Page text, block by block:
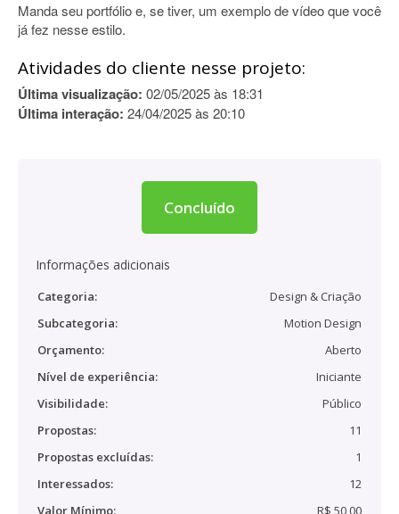
Manda seu portfólio e, se tiver, um exemplo de vídeo que você
já fez nesse estilo.
Atividades do cliente nesse projeto:
Última visualização: 02/05/2025 às 18:31
Última interação: 24/04/2025 às 20:10
Concluído
Informações adicionais
Categoria:
Design & Criação
Subcategoria:
Motion Design
Orçamento:
Aberto
Nível de experiência:
Iniciante
Visibilidade:
Público
Propostas:
11
Propostas excluídas:
1
Interessados:
12
Valor Mínimo:
R$ 50,00